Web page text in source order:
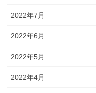
2022年7月
2022年6月
2022年5月
2022年4月